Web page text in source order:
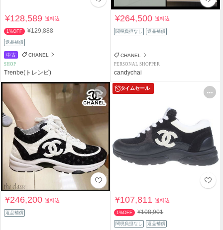
¥128,589送料込
1%OFF ¥129,888
返品補償
中古 CHANEL
SHOP
Trenbe(トレンビ)
¥264,500送料込
関税負担なし 返品補償
CHANEL
PERSONAL SHOPPER
candychai
¥246,200送料込
返品補償
タイムセール
¥107,811送料込
1%OFF ¥108,901
関税負担なし 返品補償